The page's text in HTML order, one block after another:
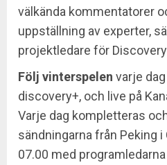
välkända kommentatorer
uppställning av experter,
projektledare för
Följ vinterspelen varje
discovery+, och live på
Varje dag kompletteras
sändningarna från Peking
07.00 med